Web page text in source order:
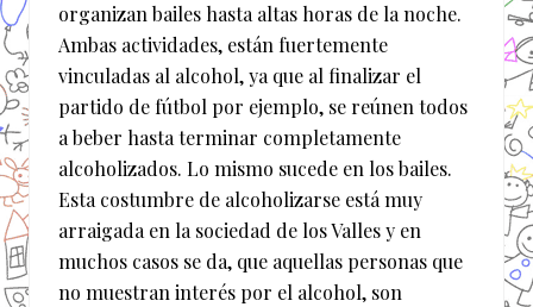
organizan bailes hasta altas horas de la noche.
Ambas actividades, están fuertemente
vinculadas al alcohol, ya que al finalizar el
partido de fútbol por ejemplo, se reúnen todos
a beber hasta terminar completamente
alcoholizados. Lo mismo sucede en los bailes.
Esta costumbre de alcoholizarse está muy
arraigada en la sociedad de los Valles y en
muchos casos se da, que aquellas personas que
no muestran interés por el alcohol, son